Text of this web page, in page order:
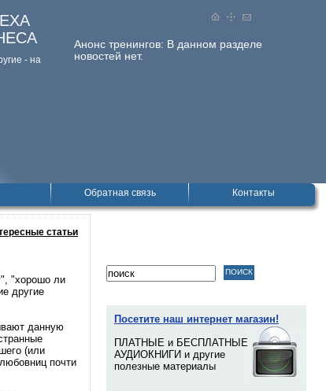
Анонс тренингов: В данном разделе
новостей нет.
- на
Обратная связь Контакты
статьи
"хорошо ли
другие
данную
(или
почти
Посетите наш интернет магазин!
ПЛАТНЫЕ и БЕСПЛАТНЫЕ
АУДИОКНИГИ и другие
полезные материалы